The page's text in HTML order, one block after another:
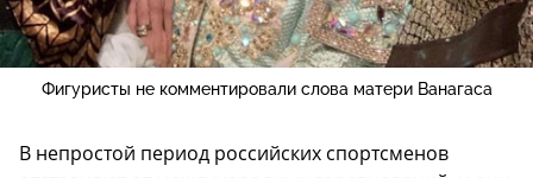
Фигуристы не комментировали слова матери Ванагаса
В непростой период российских спортсменов